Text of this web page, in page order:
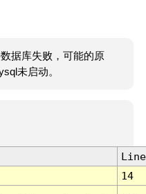
据库失败，可能的原
未启动。
Line
14